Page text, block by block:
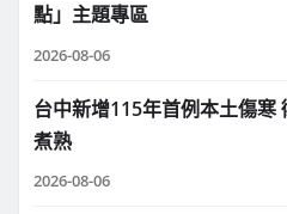
點」主題專區
2026-08-06
台中新增115年首例本土傷寒
煮熟
2026-08-06